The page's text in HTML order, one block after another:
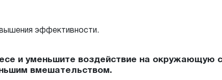
эффективности.
и уменьшите воздействие на
вмешательством.